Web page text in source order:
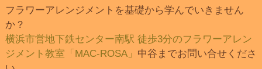
フラワーアレンジメントを基礎から学んでいきません
か？
横浜市営地下鉄センター南駅 徒歩3分のフラワーアレン
ジメント教室「MAC-ROSA」 中谷までお問い合せくださ